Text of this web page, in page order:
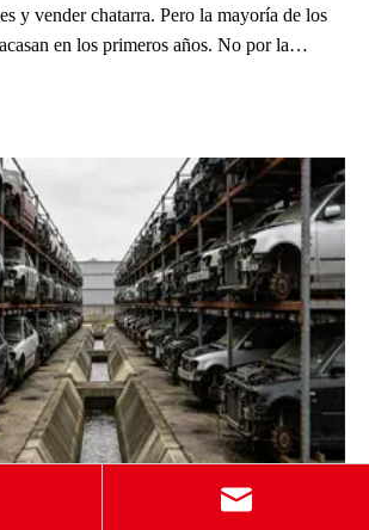
y vender chatarra. Pero la mayoría de los
en los primeros años. No por la
más cómo procesa los vehículos que
de valor y luego elegiremos el equipo y el